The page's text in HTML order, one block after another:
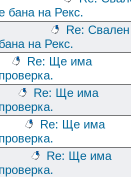
бана на Рекс.
Re:
на Рекс.
Re: Ще има
Re: Ще има
Re: Ще има
Re: Ще има